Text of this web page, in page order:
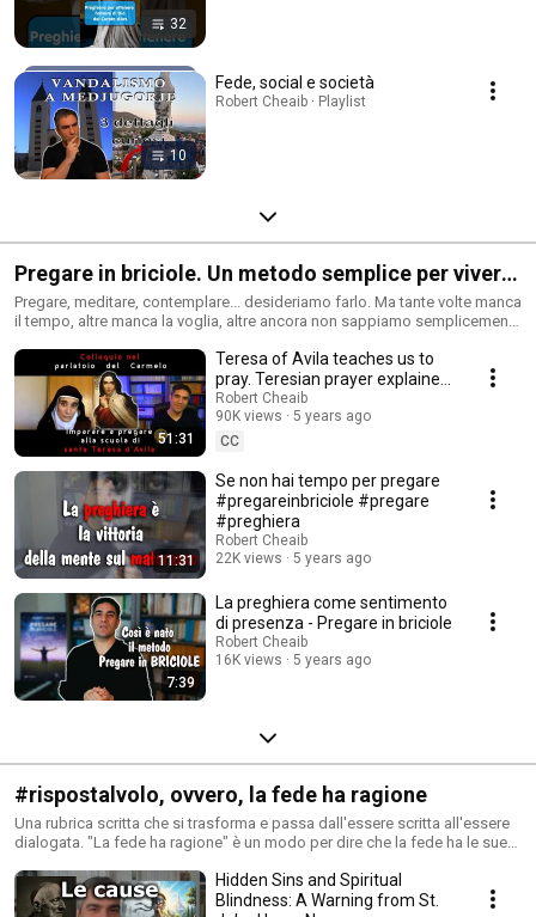
32
10
Fede, social e società
Robert Cheaib · Playlist
Pregare in briciole. Un metodo semplice per vivere
la preghiera
Pregare, meditare, contemplare... desideriamo farlo. Ma tante volte manca
il tempo, altre manca la voglia, altre ancora non sappiamo semplicemente
in briciole, per riflettere sulla benedizione, sull'adorazione, sulla lectio
divina, l'intercessione, la preghiera di domanda, la lettura spirituale e
diverse altre sfaccettature dell'avventura della preghiera. Il testo di
riferimento per il cammino è Pregare in briciole. Un metodo semplice per
vivere la preghiera. Lo trovi qui: https://bit.ly/pregabri oppure qua:
https://bit.ly/libsanto Parliamo di preghiera, ma soprattutto portiamoci
reciprocamente in preghiera. Preghiamo nella certezza che è lo Spirito
che prega in noi con gemiti inesprimibili. Buon Cammino!
51:31
Teresa of Avila teaches us to
pray. Teresian prayer explained
by a Carmelite nun.
Robert Cheaib
90K views
5 years ago
CC
11:31
Se non hai tempo per pregare
#pregareinbriciole #pregare
#preghiera
Robert Cheaib
22K views
5 years ago
7:39
La preghiera come sentimento
di presenza - Pregare in briciole
Robert Cheaib
16K views
5 years ago
#rispostalvolo, ovvero, la fede ha ragione
Una rubrica scritta che si trasforma e passa dall'essere scritta all'essere
dialogata. "La fede ha ragione" è un modo per dire che la fede ha le sue
Spirito si eleva verso Dio (cf. Giovanni Paolo II). Se hai domande, puoi
sottoporle a questo link: https://www.theologhia.com/p/contatti.html
Hidden Sins and Spiritual
Blindness: A Warning from St.